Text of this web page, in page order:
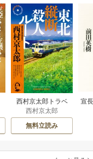
西村京太郎トラベ
ルミステリー・セ
レクション 2巻
西村京太郎
無料立読み
宣